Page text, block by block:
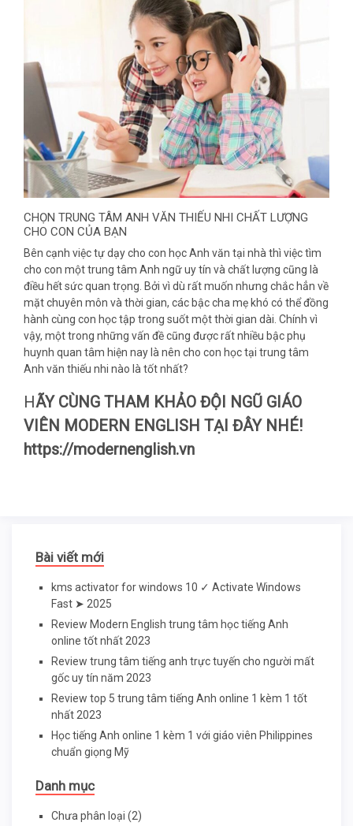
CHỌN TRUNG TÂM ANH VĂN THIẾU NHI CHẤT LƯỢNG
CHO CON CỦA BẠN
Bên cạnh việc tự dạy cho con học Anh văn tại nhà thì việc tìm
cho con một trung tâm Anh ngữ uy tín và chất lượng cũng là
điều hết sức quan trọng. Bởi vì dù rất muốn nhưng chắc hẳn về
mặt chuyên môn và thời gian, các bậc cha mẹ khó có thể đồng
hành cùng con học tập trong suốt một thời gian dài. Chính vì
vậy, một trong những vấn đề cũng được rất nhiều bậc phụ
huynh quan tâm hiện nay là nên cho con học tại trung tâm
Anh văn thiếu nhi nào là tốt nhất?
HÃY CÙNG THAM KHẢO ĐỘI NGŨ GIÁO
VIÊN MODERN ENGLISH TẠI ĐÂY NHÉ!
https://modernenglish.vn
Bài viết mới
kms activator for windows 10 ✓ Activate Windows
Fast ➤ 2025
Review Modern English trung tâm học tiếng Anh
online tốt nhất 2023
Review trung tâm tiếng anh trực tuyến cho người mất
gốc uy tín năm 2023
Review top 5 trung tâm tiếng Anh online 1 kèm 1 tốt
nhất 2023
Học tiếng Anh online 1 kèm 1 với giáo viên Philippines
chuẩn giọng Mỹ
Danh mục
Chưa phân loại (2)